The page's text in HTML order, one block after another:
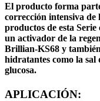
El producto forma
corrección intensiva de
productos de esta
un activador de la
Brillian-KS68 y
hidratantes como la
glucosa.
APLICACIÓN: